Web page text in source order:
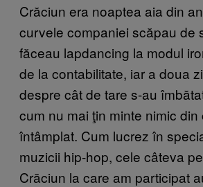
Crăciun era noaptea aia din
curvele companiei scăpau de
făceau lapdancing la modul
de la contabilitate, iar a doua
despre cât de tare s-au
cum nu mai ţin minte nimic din
întâmplat. Cum lucrez în
muzicii hip-hop, cele câteva
Crăciun la care am participat